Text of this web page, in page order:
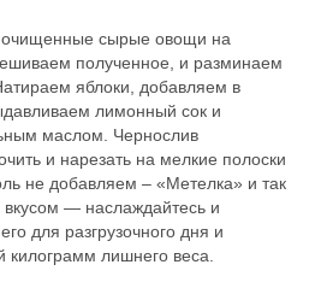
сырые овощи на
полученное, и разминаем
яблоки, добавляем в
лимонный сок и
маслом. Чернослив
и нарезать на мелкие полоски
не добавляем – «Метелка» и так
— наслаждайтесь и
для разгрузочного дня и
килограмм лишнего веса.